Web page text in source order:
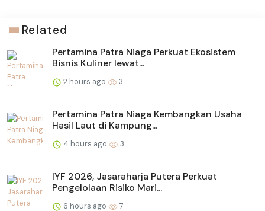
Related
Pertamina Patra Niaga Perkuat Ekosistem
Bisnis Kuliner lewat...
2 hours ago 3
Pertamina Patra Niaga Kembangkan Usaha
Hasil Laut di Kampung...
4 hours ago 3
IYF 2026, Jasaraharja Putera Perkuat
Pengelolaan Risiko Mari...
6 hours ago 7